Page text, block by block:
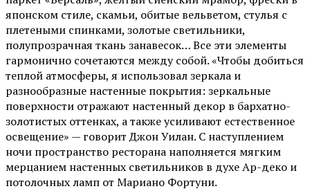
японском стиле, скамьи, обитые вельветом, стулья с
плетеными спинками, золотые светильники,
полупрозрачная ткань занавесок… Все эти элементы
гармонично сочетаются между собой. «Чтобы добиться
теплой атмосферы, я использовал зеркала и
разнообразные настенные покрытия: зеркальные
поверхности отражают настенный декор в бархатно-
золотистых оттенках, а также усиливают естественное
освещение» — говорит Джон Уилан. С наступлением
ночи пространство ресторана наполняется мягким
мерцанием настенных светильников в духе Ар-деко и
потолочных ламп от Мариано Фортуни.